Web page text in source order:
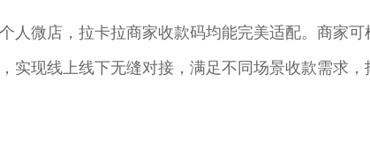
人微店，拉卡拉商家收款码均能完美适配。商家可
实现线上线下无缝对接，满足不同场景收款需求，